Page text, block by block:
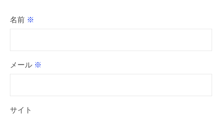
名前 ※
メール ※
サイト